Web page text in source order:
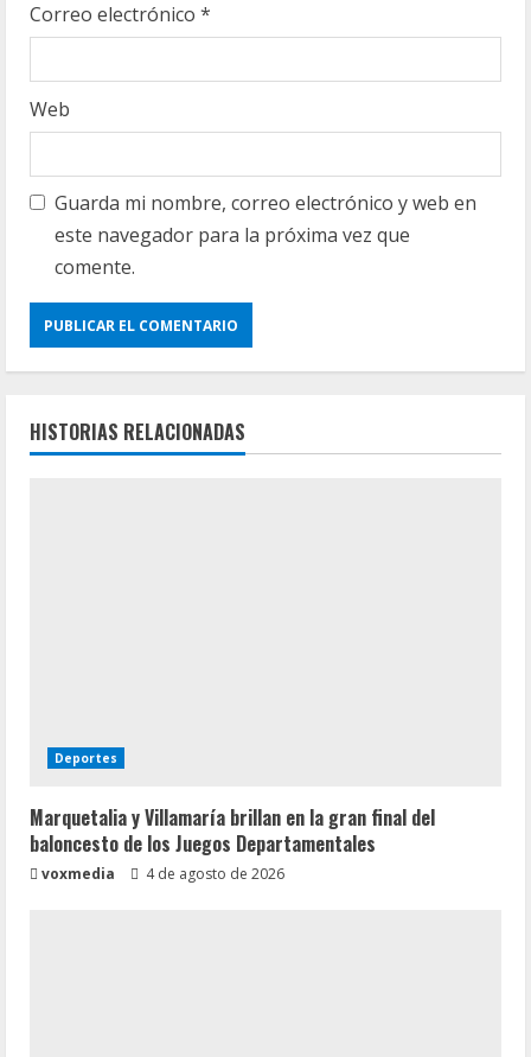
Correo electrónico *
Web
Guarda mi nombre, correo electrónico y web en
este navegador para la próxima vez que
comente.
HISTORIAS RELACIONADAS
Deportes
Marquetalia y Villamaría brillan en la gran final del
baloncesto de los Juegos Departamentales
voxmedia 4 de agosto de 2026